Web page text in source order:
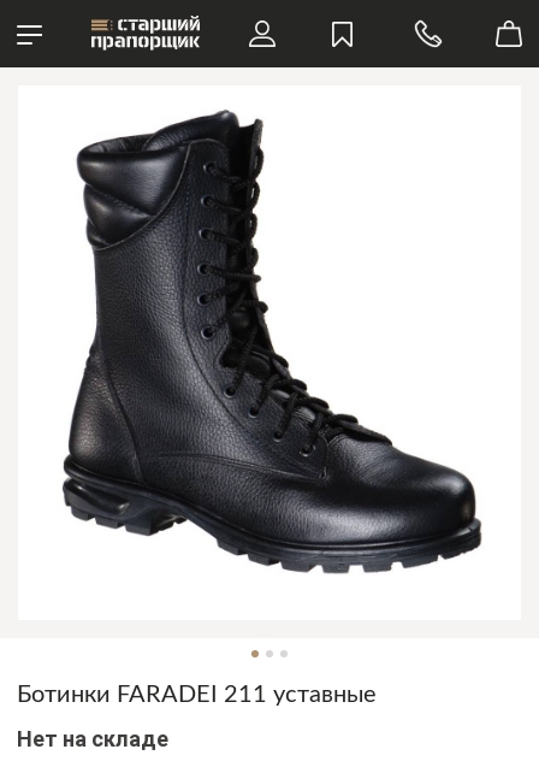
Ботинки FARADEI 211 уставные
Нет на складе